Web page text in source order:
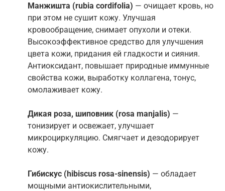
Манжишта (rubia cordifolia) — очищает кровь, но
при этом не сушит кожу. Улучшая
кровообращение, снимает опухоли и отеки.
Высокоэффективное средство для улучшения
цвета кожи, придания ей гладкости и сияния.
Антиоксидант, повышает природные иммунные
свойства кожи, выработку коллагена, тонус,
омолаживает кожу.
Дикая роза, шиповник (rosa manjalis) —
тонизирует и освежает, улучшает
микроциркуляцию. Смягчает и дезодорирует
кожу.
Гибискус (hibiscus rosa-sinensis) — обладает
мощными антиокислительными,